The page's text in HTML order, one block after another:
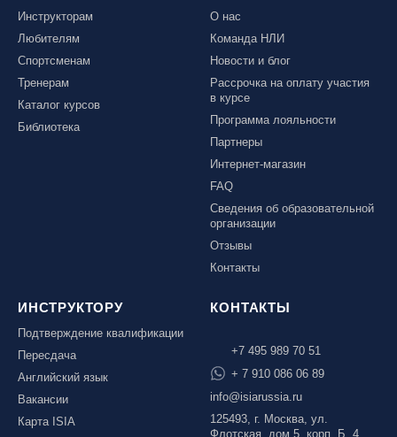
Инструкторам
Любителям
Спортсменам
Тренерам
Каталог курсов
Библиотека
О нас
Команда НЛИ
Новости и блог
Рассрочка на оплату участия
в курсе
Программа лояльности
Партнеры
Интернет-магазин
FAQ
Сведения об образовательной
организации
Отзывы
Контакты
ИНСТРУКТОРУ
Подтверждение квалификации
Пересдача
Английский язык
Вакансии
Карта ISIA
КОНТАКТЫ
+7 495 989 70 51
+ 7 910 086 06 89
info@isiarussia.ru
125493, г. Москва, ул.
Флотская, дом 5, корп. Б, 4